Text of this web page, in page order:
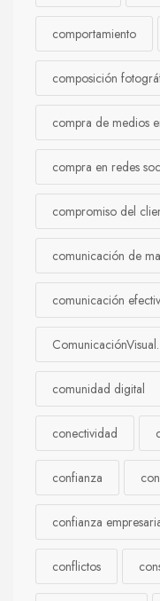
comportamiento
composición
compra de medios
compra en redes
compromiso del
comunicación de
comunicación
ComunicaciónVisual.
comunidad digital
conectividad
confianza
confianza
conflictos